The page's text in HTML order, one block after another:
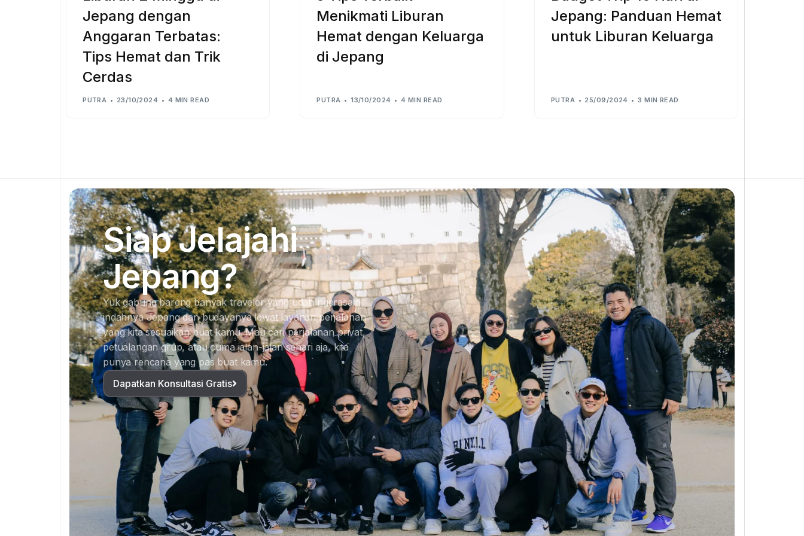
Jepang dengan
Anggaran Terbatas:
Tips Hemat dan Trik
Cerdas
PUTRA 23/10/2024 4 MIN READ
Menikmati Liburan
Hemat dengan Keluarga
di Jepang
PUTRA 13/10/2024 4 MIN READ
Jepang: Panduan Hemat
untuk Liburan Keluarga
PUTRA 25/09/2024 3 MIN READ
Siap Jelajahi
Jepang?
Yuk gabung bareng banyak traveler yang udah ngerasain
indahnya Jepang dan budayanya lewat layanan perjalanan
yang kita sesuaikan buat kamu. Mau cari perjalanan privat,
petualangan grup, atau cuma jalan-jalan sehari aja, kita
punya rencana yang pas buat kamu.
Dapatkan Konsultasi Gratis